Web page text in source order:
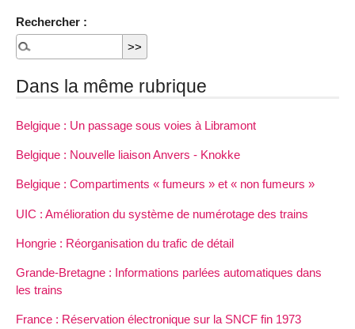
Rechercher :
Dans la même rubrique
Belgique : Un passage sous voies à Libramont
Belgique : Nouvelle liaison Anvers - Knokke
Belgique : Compartiments « fumeurs » et « non fumeurs »
UIC : Amélioration du système de numérotage des trains
Hongrie : Réorganisation du trafic de détail
Grande-Bretagne : Informations parlées automatiques dans
les trains
France : Réservation électronique sur la SNCF fin 1973